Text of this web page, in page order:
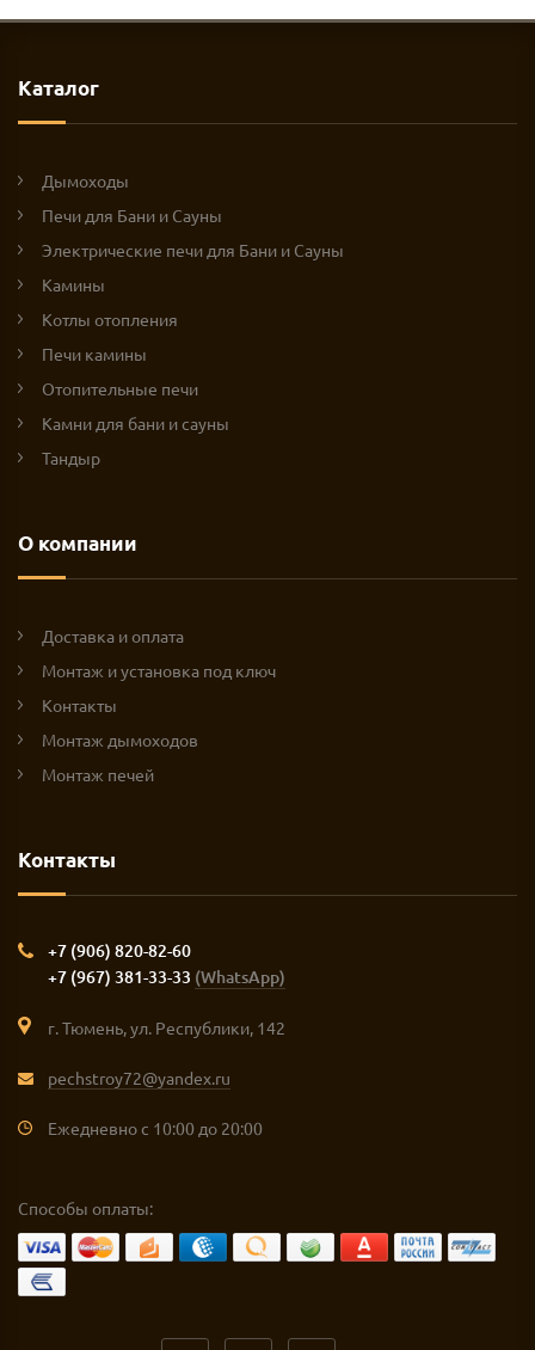
Каталог
Дымоходы
Печи для Бани и Сауны
Электрические печи для Бани и Сауны
Камины
Котлы отопления
Печи камины
Отопительные печи
Камни для бани и сауны
Тандыр
О компании
Доставка и оплата
Монтаж и установка под ключ
Контакты
Монтаж дымоходов
Монтаж печей
Контакты
+7 (906) 820-82-60
+7 (967) 381-33-33 (WhatsApp)
г. Тюмень, ул. Республики, 142
pechstroy72@yandex.ru
Ежедневно с 10:00 до 20:00
Способы оплаты: